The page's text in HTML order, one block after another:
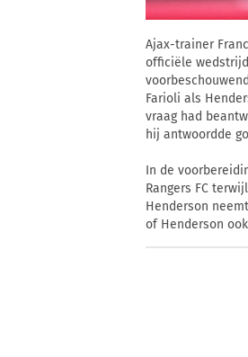
Ajax-trainer
officiële
Farioli als
vraag had
hij antwoordde
In de
Rangers FC
Henderson
of Henderson